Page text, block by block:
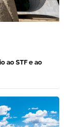
ao STF e ao